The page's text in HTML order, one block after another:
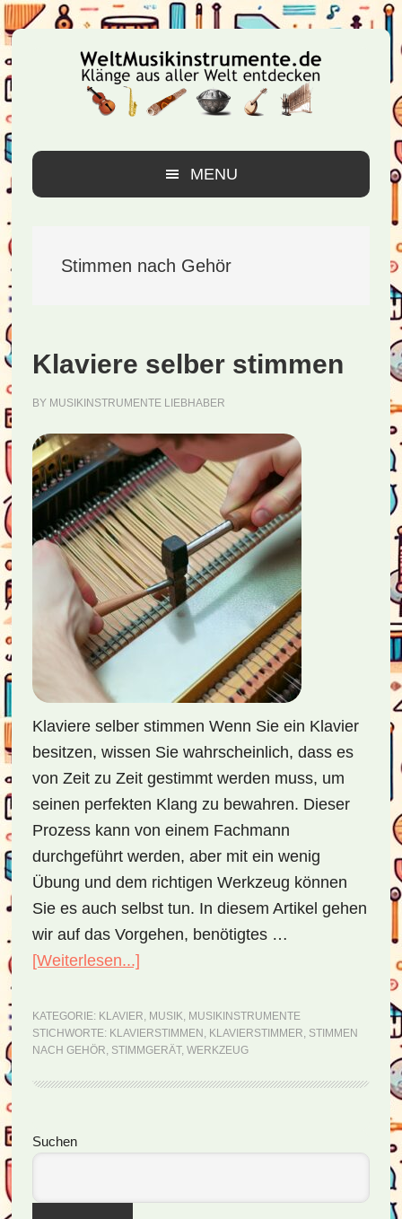
Zur
Hauptnavigation
springen
Zum
Inhalt
springen
Zur
Seitenspalte
springen
MENU
Stimmen nach Gehör
Klaviere selber stimmen
BY MUSIKINSTRUMENTE LIEBHABER
Klaviere selber stimmen Wenn Sie ein Klavier
besitzen, wissen Sie wahrscheinlich, dass es
von Zeit zu Zeit gestimmt werden muss, um
seinen perfekten Klang zu bewahren. Dieser
Prozess kann von einem Fachmann
durchgeführt werden, aber mit ein wenig
Übung und dem richtigen Werkzeug können
Sie es auch selbst tun. In diesem Artikel gehen
wir auf das Vorgehen, benötigtes …
[Weiterlesen...]
stimmen
KATEGORIE: KLAVIER, MUSIK, MUSIKINSTRUMENTE
STICHWORTE: KLAVIERSTIMMEN , KLAVIERSTIMMER, STIMMEN
NACH GEHÖR, STIMMGERÄT, WERKZEUG
Seitenspalte
Suchen